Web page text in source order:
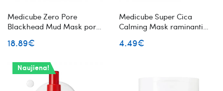
Medicube Zero Pore
Blackhead Mud Mask poras
moliu
18.89€
Medicube Super Cica
Calming Mask raminanti
4.49€
Naujiena!